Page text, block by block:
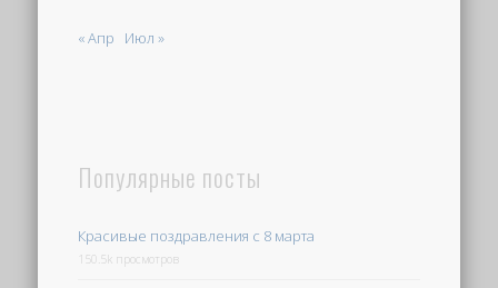
« Апр Июл »
Популярные посты
Красивые поздравления с 8 марта
150.5k просмотров